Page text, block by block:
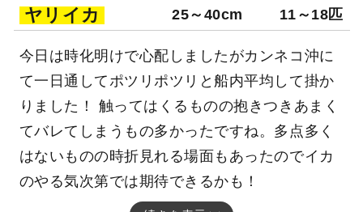
ヤリイカ 25～40cm 11～18匹
今日は時化明けで心配しましたがカンネコ沖に
て一日通してポツリポツリと船内平均して掛か
りました！ 触ってはくるものの抱きつきあまく
てバレてしまうもの多かったですね。多点多く
はないものの時折見れる場面もあったのでイカ
のやる気次第では期待できるかも！